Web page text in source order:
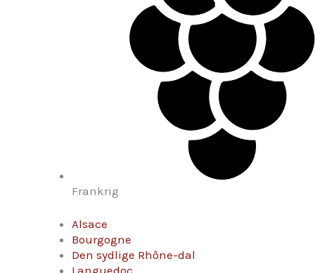
Frankrig
Alsace
Bourgogne
Den sydlige Rhône-dal